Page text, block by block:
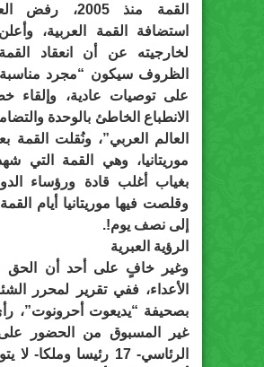
استضافة القمة العربية،
لخارجيته عن أن انعقاد
الظروف سيكون “مجرد
على توصيات عادية،
الانطباع الخاطئ بالوحدة
العالم العربي”، ونُقلت القمة
موريتانيا، وهي القمة التي
بغياب أغلب قادة ورؤساء
وقلصت فيها موريتانيا أيام
إلى نصف يوم!.
الرؤية العبرية
وغير خافٍ على أحد أن الحق
الأعداء، ففي تقرير لمحرر
بصحيفة “يديعوت أحرونوت”،
غير المسبوق من الحضور
الرئاسي- 17 رئيسا وملكا-